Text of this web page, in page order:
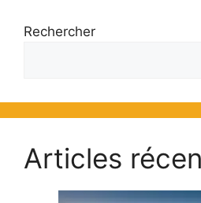
Rechercher
Articles